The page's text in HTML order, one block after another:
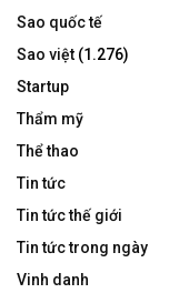
Sao quốc tế
Sao việt (1.276)
Startup
Thẩm mỹ
Thể thao
Tin tức
Tin tức thế giới
Tin tức trong ngày
Vinh danh